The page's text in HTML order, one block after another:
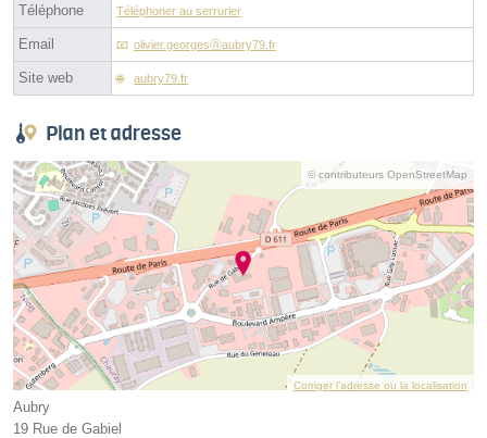
Téléphone Téléphoner au serrurier
Email olivier.georgesⓐaubry79.fr
Site web aubry79.fr
Plan et adresse
© contributeurs OpenStreetMap
Corriger l’adresse ou la localisation
Aubry
19 Rue de Gabiel